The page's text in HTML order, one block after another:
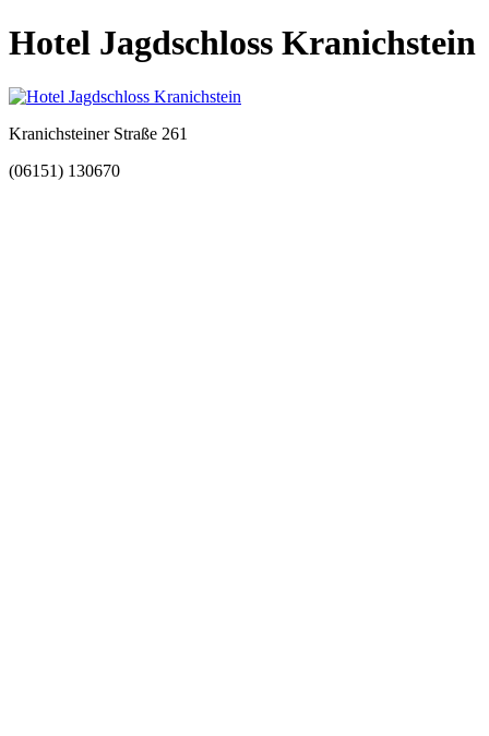
Hotel Jagdschloss Kranichstein
Kranichsteiner Straße 261
(06151) 130670